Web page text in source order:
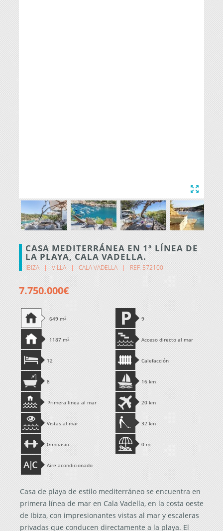
CASA MEDITERRÁNEA EN 1ª LÍNEA DE
LA PLAYA, CALA VADELLA.
IBIZA VILLA CALA VADELLA REF. 572100
7.750.000€
649 m2
1187 m2
12
8
Primera linea al mar
Vistas al mar
Gimnasio
Aire acondicionado
9
Acceso directo al mar
Calefacción
16 km
20 km
32 km
0 m
Casa de playa de estilo mediterráneo se encuentra en
primera línea de mar en Cala Vadella, en la costa oeste
de Ibiza, con impresionantes vistas al mar y escaleras
privadas que conducen directamente a la playa. El